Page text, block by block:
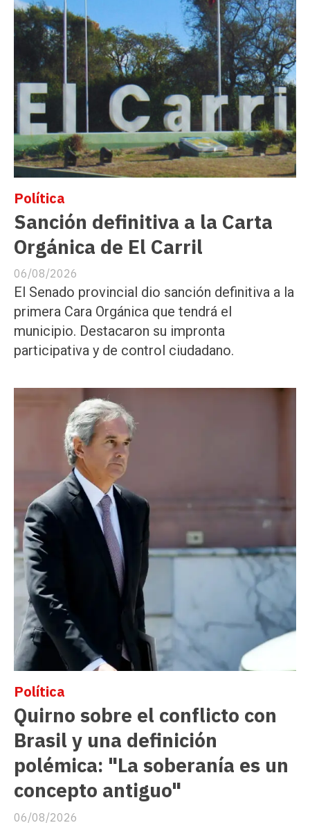
Sanción definitiva a la Carta
Orgánica de El Carril
Política
06/08/2026
El Senado provincial dio sanción definitiva a la
primera Cara Orgánica que tendrá el
municipio. Destacaron su impronta
participativa y de control ciudadano.
Quirno sobre el conflicto con
Brasil y una definición
polémica: "La soberanía es un
concepto antiguo"
Política
06/08/2026